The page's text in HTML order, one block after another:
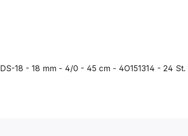
DS-18 - 18 mm - 4/0 - 45 cm - 4O151314 - 24 St.